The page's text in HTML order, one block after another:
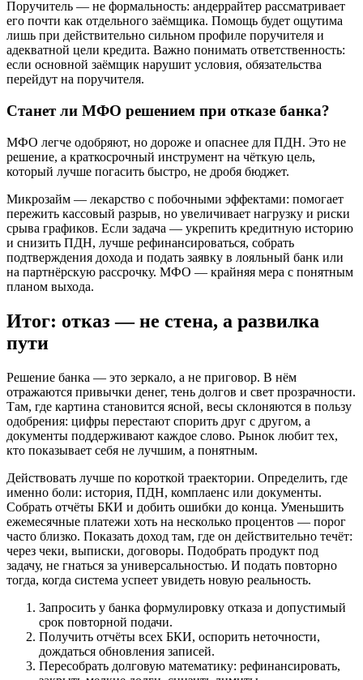
Поручитель — не формальность: андеррайтер рассматривает
его почти как отдельного заёмщика. Помощь будет ощутима
лишь при действительно сильном профиле поручителя и
адекватной цели кредита. Важно понимать ответственность:
если основной заёмщик нарушит условия, обязательства
перейдут на поручителя.
Станет ли МФО решением при отказе банка?
МФО легче одобряют, но дороже и опаснее для ПДН. Это не
решение, а краткосрочный инструмент на чёткую цель,
который лучше погасить быстро, не дробя бюджет.
Микрозайм — лекарство с побочными эффектами: помогает
пережить кассовый разрыв, но увеличивает нагрузку и риски
срыва графиков. Если задача — укрепить кредитную историю
и снизить ПДН, лучше рефинансироваться, собрать
подтверждения дохода и подать заявку в лояльный банк или
на партнёрскую рассрочку. МФО — крайняя мера с понятным
планом выхода.
Итог: отказ — не стена, а развилка
пути
Решение банка — это зеркало, а не приговор. В нём
отражаются привычки денег, тень долгов и свет прозрачности.
Там, где картина становится ясной, весы склоняются в пользу
одобрения: цифры перестают спорить друг с другом, а
документы поддерживают каждое слово. Рынок любит тех,
кто показывает себя не лучшим, а понятным.
Действовать лучше по короткой траектории. Определить, где
именно боли: история, ПДН, комплаенс или документы.
Собрать отчёты БКИ и добить ошибки до конца. Уменьшить
ежемесячные платежи хоть на несколько процентов — порог
часто близко. Показать доход там, где он действительно течёт:
через чеки, выписки, договоры. Подобрать продукт под
задачу, не гнаться за универсальностью. И подать повторно
тогда, когда система успеет увидеть новую реальность.
Запросить у банка формулировку отказа и допустимый
срок повторной подачи.
Получить отчёты всех БКИ, оспорить неточности,
дождаться обновления записей.
Пересобрать долговую математику: рефинансировать,